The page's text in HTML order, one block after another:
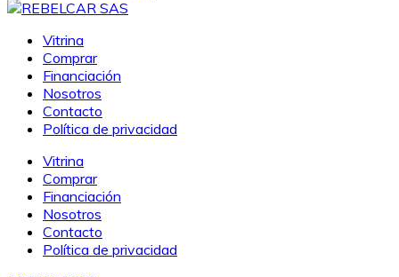
Vitrina
Comprar
Financiación
Nosotros
Contacto
Política de privacidad
Vitrina
Comprar
Financiación
Nosotros
Contacto
Política de privacidad